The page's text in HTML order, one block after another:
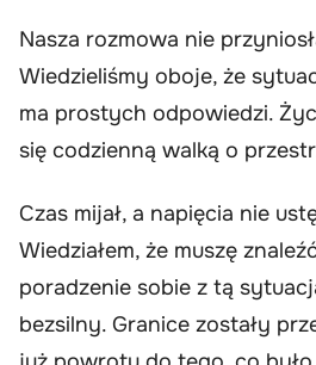
Nasza rozmowa nie
Wiedzieliśmy oboje, że
ma prostych odpowiedzi.
się codzienną walką o
Czas mijał, a napięcia nie
Wiedziałem, że muszę
poradzenie sobie z tą
bezsilny. Granice zostały